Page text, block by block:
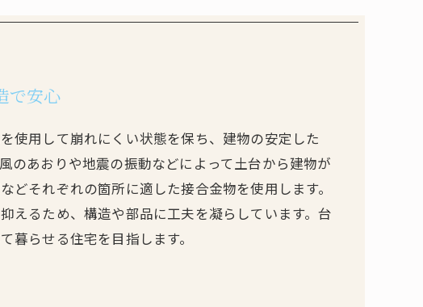
で安心
使用して崩れにくい状態を保ち、建物の安定した
のあおりや地震の振動などによって土台から建物が
どそれぞれの箇所に適した接合金物を使用します。
えるため、構造や部品に工夫を凝らしています。台
暮らせる住宅を目指します。